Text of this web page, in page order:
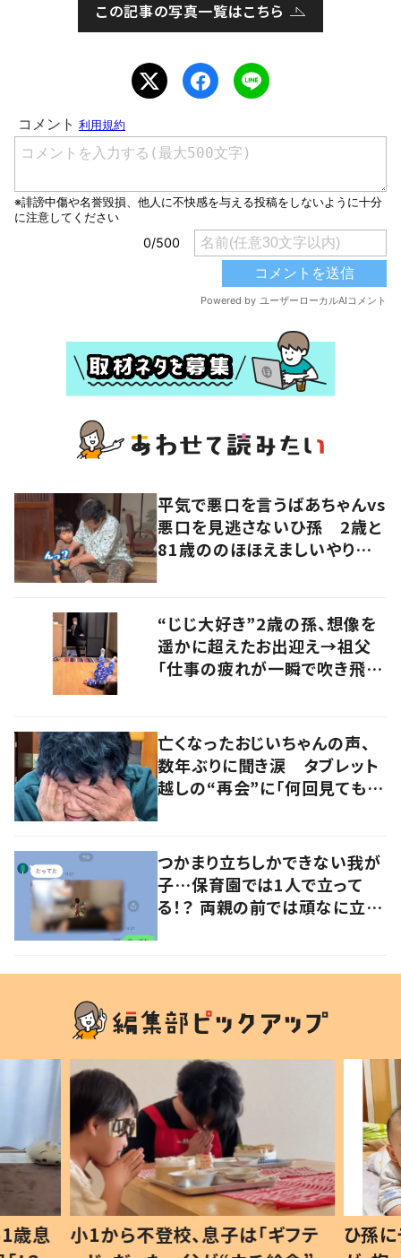
この記事の写真一覧はこちら
平気で悪口を言うばあちゃんvs
悪口を見逃さないひ孫 2歳と
81歳ののほほえましいやり取り
“じじ大好き”2歳の孫、想像を
遥かに超えたお出迎え→祖父
「仕事の疲れが一瞬で吹き飛ん
亡くなったおじいちゃんの声、
数年ぶりに聞き涙 タブレット
越しの“再会”に「何回見ても泣
つかまり立ちしかできない我が
子…保育園では1人で立って
る！？ 両親の前では頑なに立た
歳息
小1から不登校、息子は「ギフテ
ひ孫